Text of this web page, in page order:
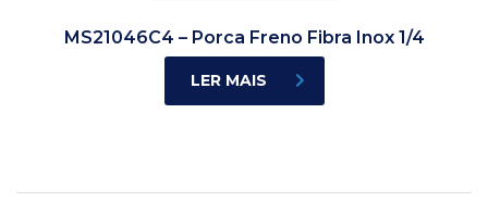
MS21046C4 – Porca Freno Fibra Inox 1/4
LER MAIS